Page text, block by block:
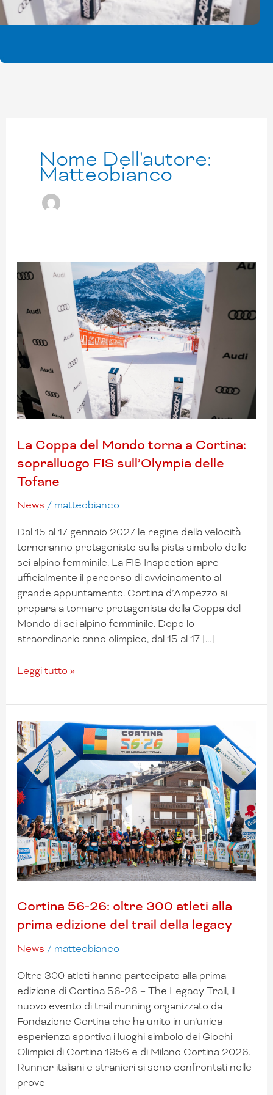
Nome Dell'autore:
Matteobianco
La Coppa del Mondo torna a Cortina:
sopralluogo FIS sull’Olympia delle
Tofane
News / matteobianco
Dal 15 al 17 gennaio 2027 le regine della velocità
torneranno protagoniste sulla pista simbolo dello
sci alpino femminile. La FIS Inspection apre
ufficialmente il percorso di avvicinamento al
grande appuntamento. Cortina d’Ampezzo si
prepara a tornare protagonista della Coppa del
Mondo di sci alpino femminile. Dopo lo
straordinario anno olimpico, dal 15 al 17 […]
La
Coppa
Mondo
torna
a
Cortina:
sopralluogo
FIS
sull’Olympia
delle
Leggi tutto »
Cortina 56-26: oltre 300 atleti alla
prima edizione del trail della legacy
News / matteobianco
Oltre 300 atleti hanno partecipato alla prima
edizione di Cortina 56-26 – The Legacy Trail, il
nuovo evento di trail running organizzato da
Fondazione Cortina che ha unito in un’unica
esperienza sportiva i luoghi simbolo dei Giochi
Olimpici di Cortina 1956 e di Milano Cortina 2026.
Runner italiani e stranieri si sono confrontati nelle
prove
Cortina
56-
26:
oltre
300
atleti
alla
prima
edizione
del
trail
legacy